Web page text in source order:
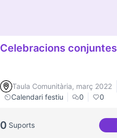
Celebracions conjuntes
Taula Comunitària, març 2022
Calendari festiu
0 0
0 Suports